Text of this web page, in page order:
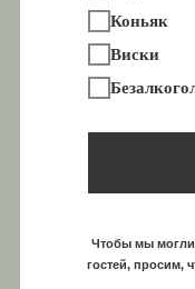
Коньяк
Виски
Чтобы мы могли
гостей, просим,